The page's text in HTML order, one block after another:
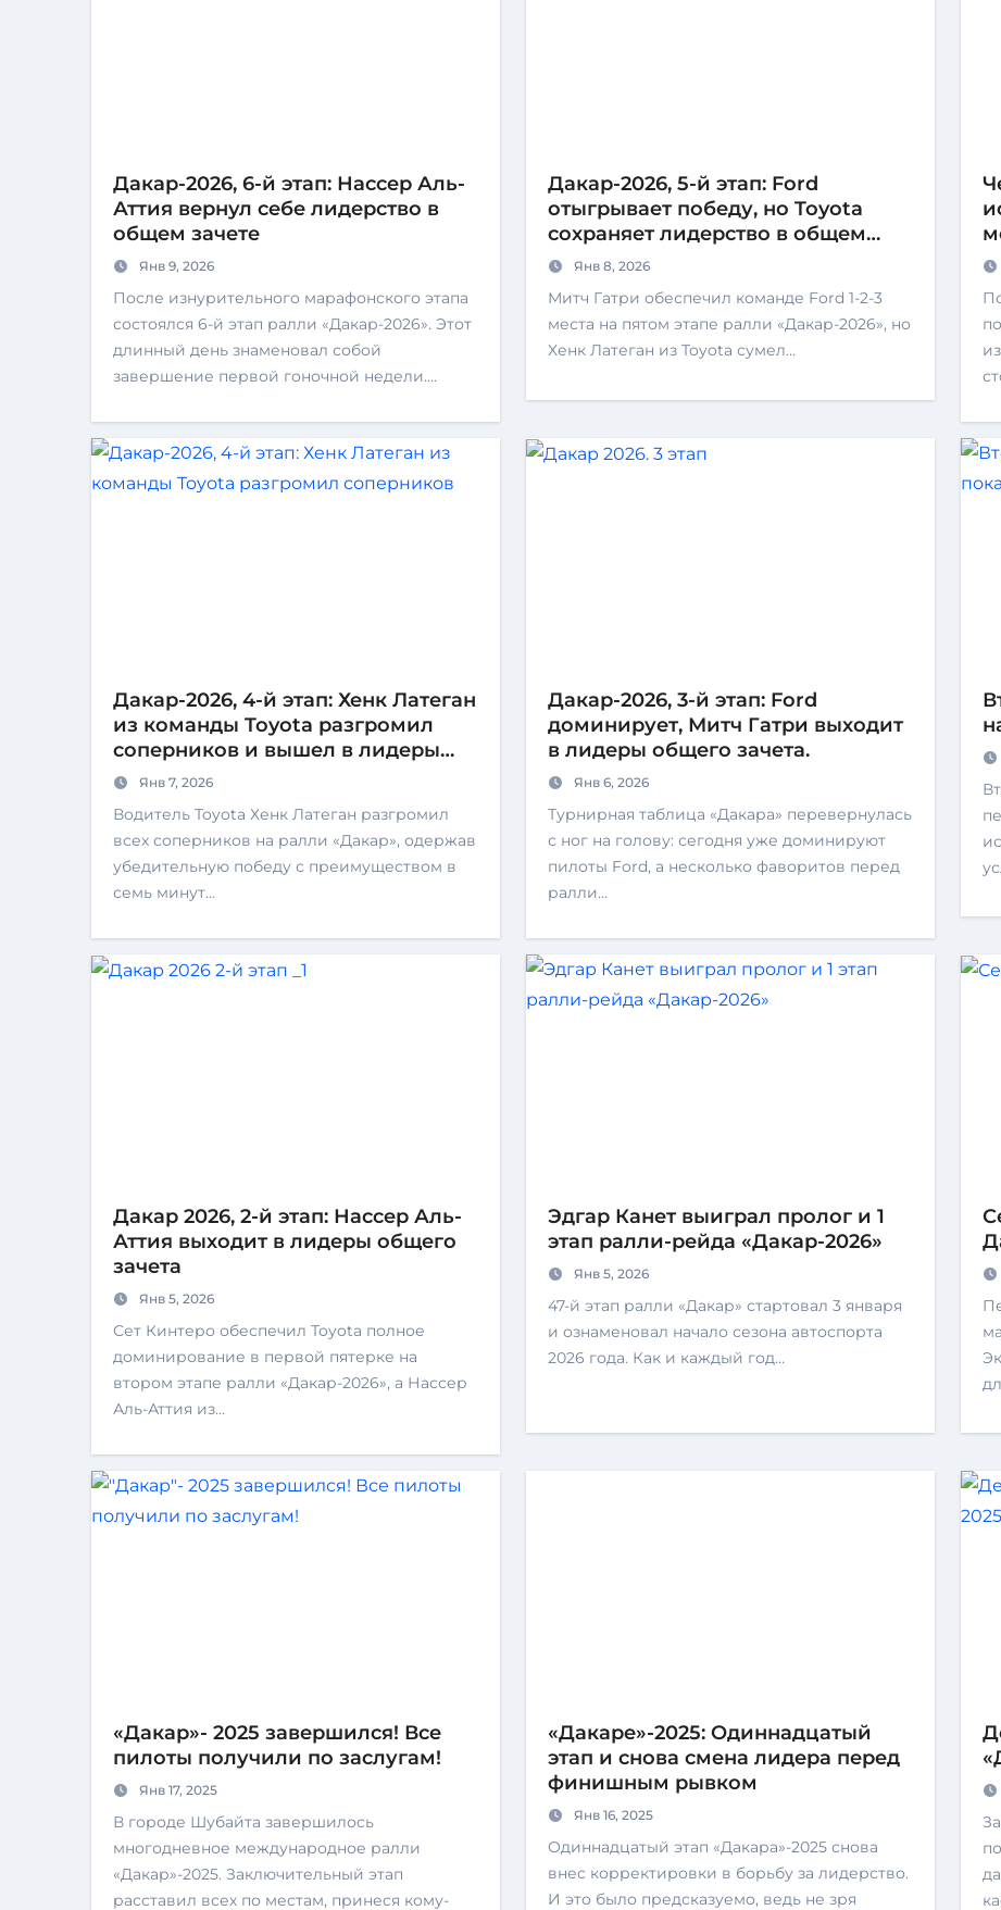
Дакар-2026, 6-й этап: Нассер Аль-
Аттия вернул себе лидерство в
общем зачете
Янв 9, 2026
После изнурительного марафонского этапа
состоялся 6-й этап ралли «Дакар-2026». Этот
длинный день знаменовал собой
завершение первой гоночной недели.…
Дакар-2026, 5-й этап: Ford
отыгрывает победу, но Toyota
сохраняет лидерство в общем
зачете
Янв 8, 2026
Митч Гатри обеспечил команде Ford 1-2-3
места на пятом этапе ралли «Дакар-2026», но
Хенк Латеган из Toyota сумел…
После пролога и трёх этапов гонка
Дакар-2026, 4-й этап: Хенк Латеган
из команды Toyota разгромил
соперников и вышел в лидеры
общего зачета
Янв 7, 2026
Водитель Toyota Хенк Латеган разгромил
всех соперников на ралли «Дакар», одержав
убедительную победу с преимуществом в
семь минут…
Дакар-2026, 3-й этап: Ford
доминирует, Митч Гатри выходит
в лидеры общего зачета.
Янв 6, 2026
Турнирная таблица «Дакара» перевернулась
с ног на голову: сегодня уже доминируют
пилоты Ford, а несколько фаворитов перед
ралли…
Второй этап ралли-марафона «Дакар» стал
Дакар 2026, 2-й этап: Нассер Аль-
Аттия выходит в лидеры общего
зачета
Янв 5, 2026
Сет Кинтеро обеспечил Toyota полное
доминирование в первой пятерке на
втором этапе ралли «Дакар-2026», а Нассер
Аль-Аттия из…
Эдгар Канет выиграл пролог и 1
этап ралли-рейда «Дакар-2026»
Янв 5, 2026
47-й этап ралли «Дакар» стартовал 3 января
и ознаменовал начало сезона автоспорта
2026 года. Как и каждый год…
Первый полноценный спецучасток ралли-
«Дакар»- 2025 завершился! Все
пилоты получили по заслугам!
Янв 17, 2025
В городе Шубайта завершилось
многодневное международное ралли
«Дакар»-2025. Заключительный этап
расставил всех по местам, принеся кому-
«Дакаре»-2025: Одиннадцатый
этап и снова смена лидера перед
финишным рывком
Янв 16, 2025
Одиннадцатый этап «Дакара»-2025 снова
внес корректировки в борьбу за лидерство.
И это было предсказуемо, ведь не зря
Зачет внедорожников: снова все карты